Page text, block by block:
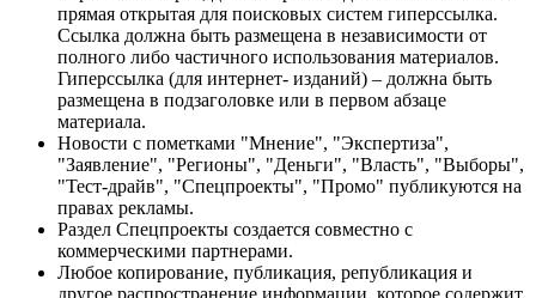
прямая открытая для поисковых систем гиперссылка.
Ссылка должна быть размещена в независимости от
полного либо частичного использования материалов.
Гиперссылка (для интернет- изданий) – должна быть
размещена в подзаголовке или в первом абзаце
материала.
Новости с пометками "Мнение", "Экспертиза",
"Заявление", "Регионы", "Деньги", "Власть", "Выборы",
"Тест-драйв", "Спецпроекты", "Промо" публикуются на
правах рекламы.
Раздел Спецпроекты создается совместно с
коммерческими партнерами.
Любое копирование, публикация, републикация и
другое распространение информации, которое содержит